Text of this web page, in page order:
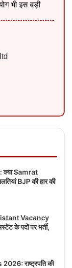
भी इस बड़ी
Samrat
BJP की हार की
Vacancy
के पदों पर भर्ती,
राष्ट्रपति की